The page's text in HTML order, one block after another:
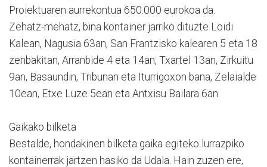
Proiektuaren aurrekontua 650.000 eurokoa da.
Zehatz-mehatz, bina kontainer jarriko dituzte Loidi
Kalean, Nagusia 63an, San Frantzisko kalearen 5 eta 18
zenbakitan, Arranbide 4 eta 14an, Txartel 13an, Zirkuitu
9an, Basaundin, Tribunan eta Iturrigoxon bana, Zelaialde
10ean, Etxe Luze 5ean eta Antxisu Bailara 6an.
Gaikako bilketa
Bestalde, hondakinen bilketa gaika egiteko lurrazpiko
kontainerrak jartzen hasiko da Udala. Hain zuzen ere,